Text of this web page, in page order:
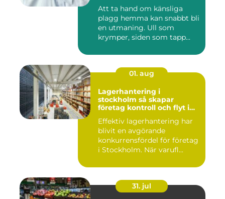
Att ta hand om känsliga
plagg hemma kan snabbt bli
en utmaning. Ull som
krymper, siden som tapp...
01. aug
Lagerhantering i
stockholm så skapar
företag kontroll och flyt i
Effektiv lagerhantering har
blivit en avgörande
konkurrensfördel för företag
i Stockholm. När varufl...
31. jul